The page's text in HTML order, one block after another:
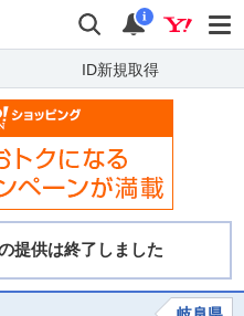
検索 通知
i
ID新規取得